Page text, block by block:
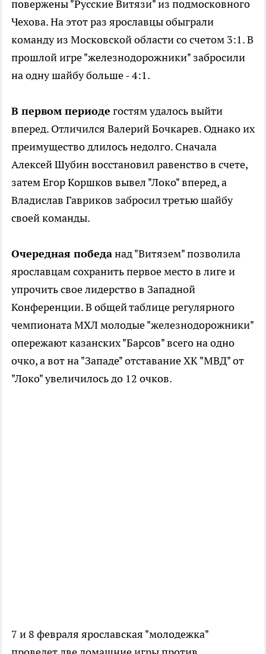
повержены "Русские Витязи" из подмосковного
Чехова. На этот раз ярославцы обыграли
команду из Московской области со счетом 3:1. В
прошлой игре "железнодорожники" забросили
на одну шайбу больше - 4:1.
В первом периоде гостям удалось выйти
вперед. Отличился Валерий Бочкарев. Однако их
преимущество длилось недолго. Сначала
Алексей Шубин восстановил равенство в счете,
затем Егор Коршков вывел "Локо" вперед, а
Владислав Гавриков забросил третью шайбу
своей команды.
Очередная победанад "Витязем" позволила
ярославцам сохранить первое место в лиге и
упрочить свое лидерство в Западной
Конференции. В общей таблице регулярного
чемпионата МХЛ молодые "железнодорожники"
опережают казанских "Барсов" всего на одно
очко, а вот на "Западе" отставание ХК "МВД" от
"Локо" увеличилось до 12 очков.
7 и 8 февраля ярославская "молодежка"